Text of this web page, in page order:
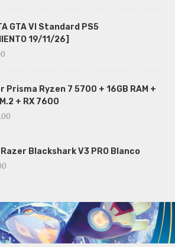
GTA VI Standard PS5
19/11/26]
Prisma Ryzen 7 5700 + 16GB RAM +
+ RX 7600
Blackshark V3 PRO Blanco